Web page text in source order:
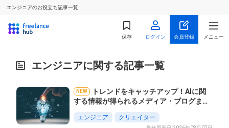
エンジニアのお役立ち記事一覧
保存 ログイン 会員登録 メニュー
エンジニアに関する記事一覧
NEW
トレンドをキャッチアップ！AIに関
する情報が得られるメディア・ブログまと
め vol.2
エンジニア クリエイター